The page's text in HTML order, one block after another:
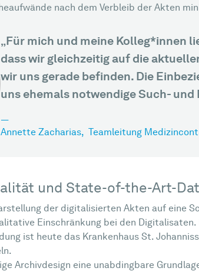
nach dem Verbleib der Akten
„Für mich und meine Kolleg*innen
dass wir gleichzeitig auf die
wir uns gerade befinden. Die
uns ehemals notwendige Such-
Annette Zacharias, Teamleitung
und State-of-the-Art-
der digitalisierten Akten auf eine
Einschränkung bei den
ist heute das Krankenhaus St.
Archivdesign eine unabdingbare